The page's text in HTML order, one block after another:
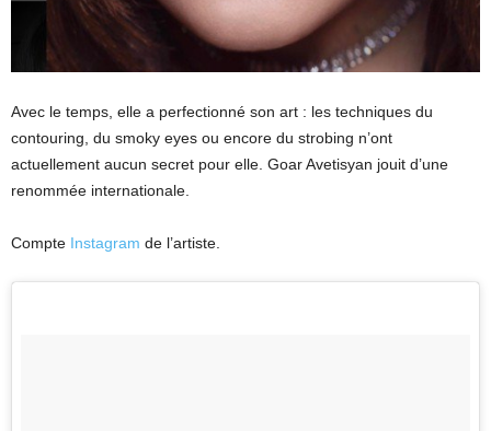
Avec le temps, elle a perfectionné son art : les techniques du
contouring, du smoky eyes ou encore du strobing n’ont
actuellement aucun secret pour elle. Goar Avetisyan jouit d’une
renommée internationale.
Compte Instagram de l’artiste.